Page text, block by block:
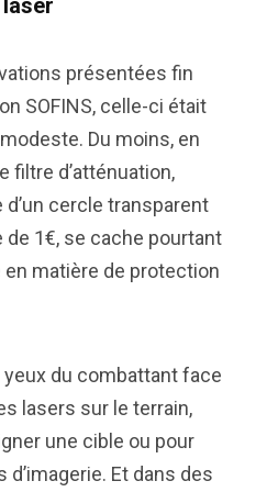
présentées fin
SOFINS, celle-ci était
Du moins, en
filtre d’atténuation,
cercle transparent
de 1€, se cache pourtant
matière de protection
yeux du combattant face
lasers sur le terrain,
une cible ou pour
Et dans des